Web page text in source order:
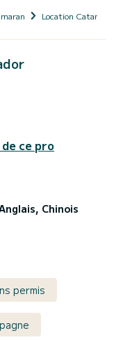
Location
ce pro
Chinois
permis